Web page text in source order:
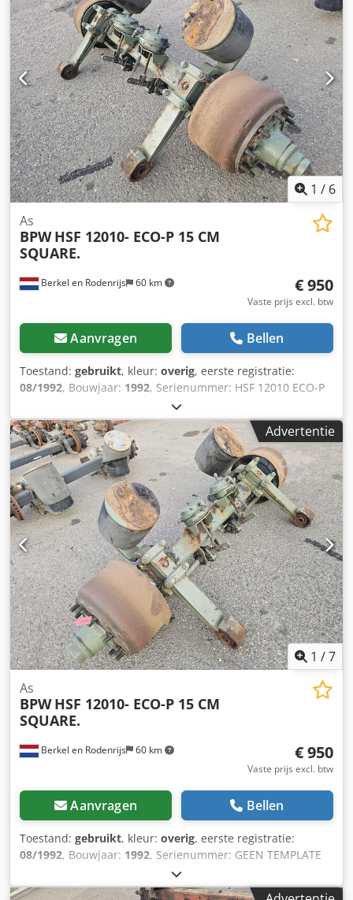
1 / 6
Berkel en Rodenrijs 60 km
As
BPW HSF 12010- ECO-P 15 CM
SQUARE.
€ 950
Vaste prijs excl. btw
Aanvragen Bellen
Toestand: gebruikt, kleur: overig, eerste registratie:
08/1992, Bouwjaar: 1992, Serienummer: HSF 12010 ECO-P
Wij hebben meer dan 100 assen op voorraad. Cedpfx Aszrr
T Dobfjha Neem contact met ons op als u niet kunt vinden
wat u zoekt.
Advertentie
1 /7
Berkel en Rodenrijs 60 km
As
BPW HSF 12010- ECO-P 15 CM
SQUARE.
€ 950
Vaste prijs excl. btw
Aanvragen Bellen
Toestand: gebruikt, kleur: overig, eerste registratie:
08/1992, Bouwjaar: 1992, Serienummer: GEEN TEMPLATE
Codezrr S Topfx Abfeha ROBUUSTE AS VOOR
AANHANGWAGENS.